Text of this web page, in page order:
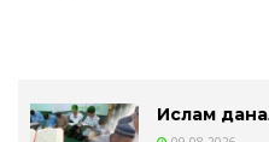
Ислам